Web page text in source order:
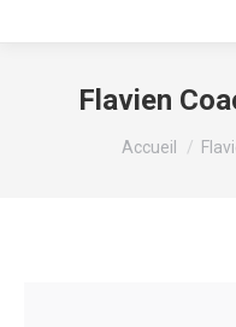
Flavien
Vous êtes ici :
Accueil